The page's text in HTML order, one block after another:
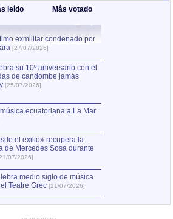
leído Más votado
exmilitar condenado por
[27/07/2026]
su 10º aniversario con el
de candombe jamás
[25/07/2026]
ecuatoriana a La Mar
el exilio» recupera la
de Mercedes Sosa durante
07/2026]
medio siglo de música
Teatre Grec [21/07/2026]